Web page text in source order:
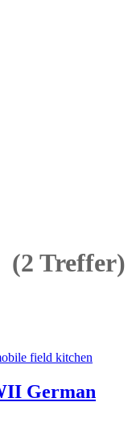
(2 Treffer)
German